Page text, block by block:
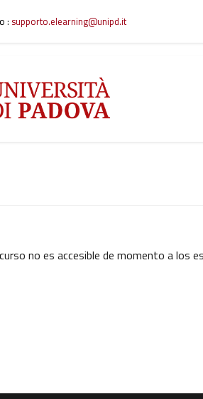
: supporto.elearning@unipd.it
no es accesible de momento a los